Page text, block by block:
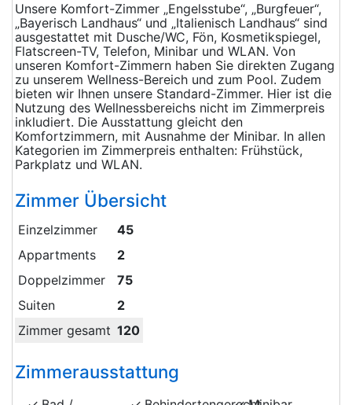
Unsere Komfort-Zimmer „Engelsstube“, „Burgfeuer“,
„Bayerisch Landhaus“ und „Italienisch Landhaus“ sind
ausgestattet mit Dusche/WC, Fön, Kosmetikspiegel,
Flatscreen-TV, Telefon, Minibar und WLAN. Von
unseren Komfort-Zimmern haben Sie direkten Zugang
zu unserem Wellness-Bereich und zum Pool. Zudem
bieten wir Ihnen unsere Standard-Zimmer. Hier ist die
Nutzung des Wellnessbereichs nicht im Zimmerpreis
inkludiert. Die Ausstattung gleicht den
Komfortzimmern, mit Ausnahme der Minibar. In allen
Kategorien im Zimmerpreis enthalten: Frühstück,
Parkplatz und WLAN.
Zimmer Übersicht
Einzelzimmer
45
Appartments
2
Doppelzimmer
75
Suiten
2
Zimmer gesamt 120
Zimmerausstattung